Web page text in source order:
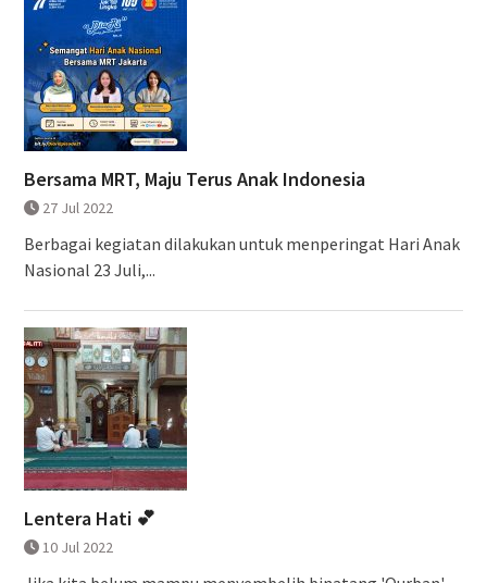
Bersama MRT, Maju Terus Anak Indonesia
27 Jul 2022
Berbagai kegiatan dilakukan untuk menperingat Hari Anak
Nasional 23 Juli,...
Lentera Hati 💕
10 Jul 2022